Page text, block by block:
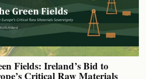
Fields: Ireland’s Bid to
Critical Raw Materials